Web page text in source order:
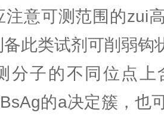
注意可测范围的zui
此类试剂可削弱钩
分子的不同位点上
的a决定簇，也